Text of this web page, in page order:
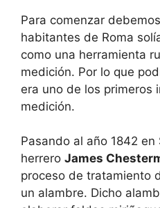
Para comenzar
habitantes de Roma
como una herramienta
medición. Por lo que
era uno de los primeros
medición.
Pasando al año 1842
herrero James
proceso de tratamiento
un alambre. Dicho